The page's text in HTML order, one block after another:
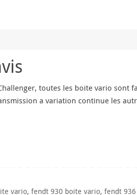
toutes les boite vario sont
a variation continue les
vario,fendt 930 boite vario,fendt